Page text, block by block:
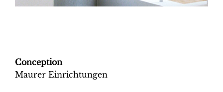
Conception
Maurer Einrichtungen